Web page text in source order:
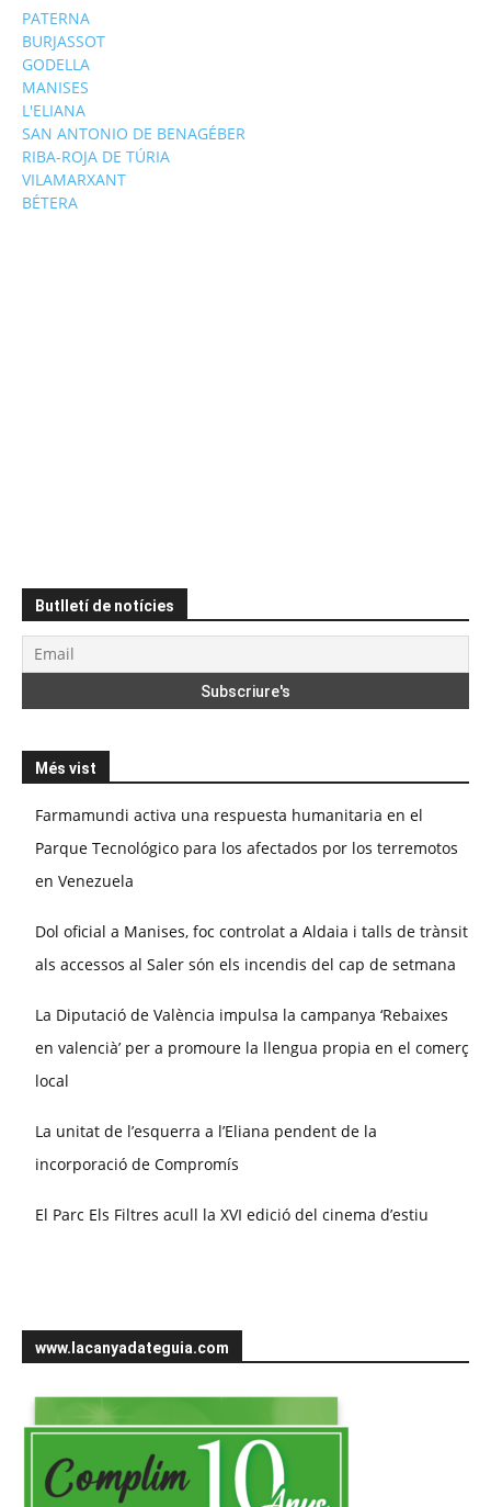
PATERNA
BURJASSOT
GODELLA
MANISES
L'ELIANA
SAN ANTONIO DE BENAGÉBER
RIBA-ROJA DE TÚRIA
VILAMARXANT
BÉTERA
Butlletí de notícies
Més vist
Farmamundi activa una respuesta humanitaria en el
Parque Tecnológico para los afectados por los terremotos
en Venezuela
Dol oficial a Manises, foc controlat a Aldaia i talls de trànsit
als accessos al Saler són els incendis del cap de setmana
La Diputació de València impulsa la campanya ‘Rebaixes
en valencià’ per a promoure la llengua propia en el comerç
local
La unitat de l’esquerra a l’Eliana pendent de la
incorporació de Compromís
El Parc Els Filtres acull la XVI edició del cinema d’estiu
www.lacanyadateguia.com